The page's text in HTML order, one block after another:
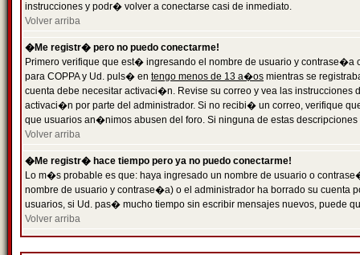
instrucciones y podr� volver a conectarse casi de inmediato.
Volver arriba
�Me registr� pero no puedo conectarme!
Primero verifique que est� ingresando el nombre de usuario y
para COPPA y Ud. puls� en tengo menos de 13 a�os mientras se
cuenta debe necesitar activaci�n. Revise su correo y vea las
activaci�n por parte del administrador. Si no recibi� un correo, verifique
que usuarios an�nimos abusen del foro. Si ninguna de estas
Volver arriba
�Me registr� hace tiempo pero ya no puedo conectarme!
Lo m�s probable es que: haya ingresado un nombre de usuario o
nombre de usuario y contrase�a) o el administrador ha borrado su
usuarios, si Ud. pas� mucho tiempo sin escribir mensajes nuevos, puede
Volver arriba